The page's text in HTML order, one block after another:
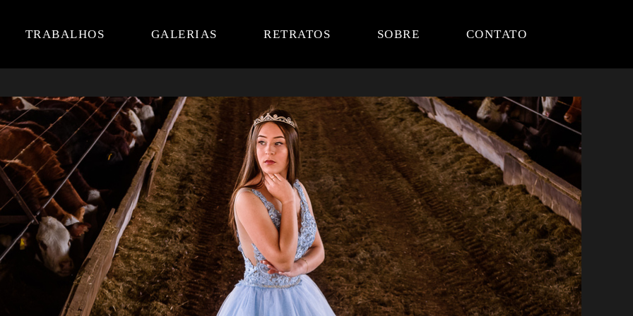
TRABALHOS GALERIAS RETRATOS SOBRE CONTATO